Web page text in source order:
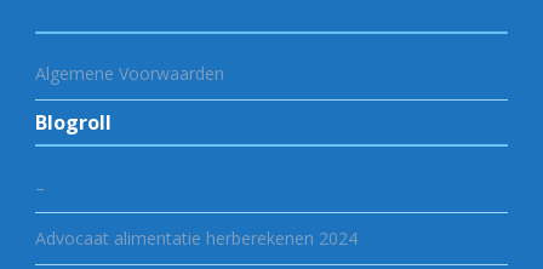
Algemene Voorwaarden
Blogroll
–
Advocaat alimentatie herberekenen 2024